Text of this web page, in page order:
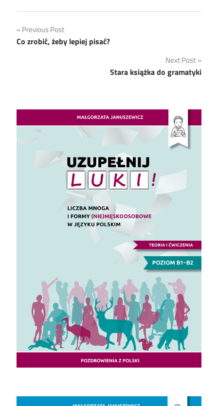
Nawigacja
wpisu
Previous Post
Co zrobić, żeby lepiej pisać?
Next Post
Stara książka do gramatyki